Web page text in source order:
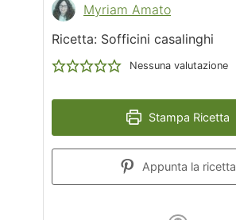
Myriam Amato
Ricetta: Sofficini casalinghi
Nessuna valutazione
Stampa Ricetta
Appunta la ricetta